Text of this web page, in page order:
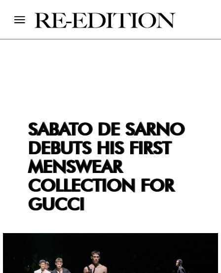
SABATO DE SARNO
DEBUTS HIS FIRST
MENSWEAR
COLLECTION FOR
GUCCI